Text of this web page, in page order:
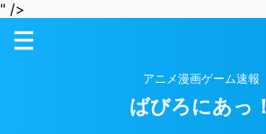
" />
アニメ漫画ゲーム速報
ばびろにあっ！